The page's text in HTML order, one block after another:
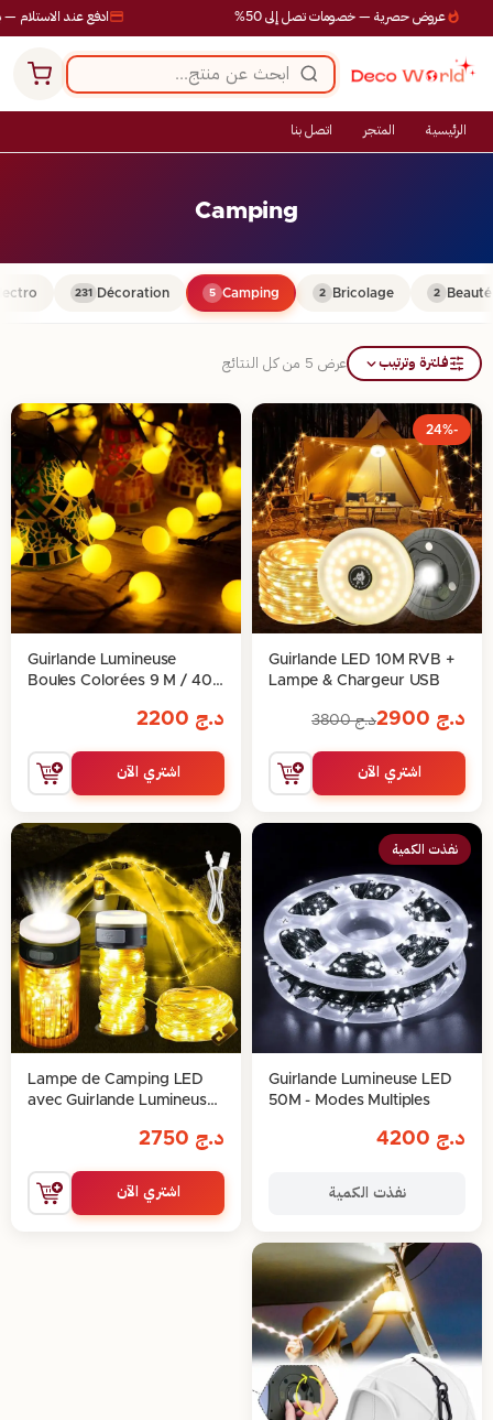
ادفع عند الاستلام — عروض حصرية — خصومات تصل إلى 50%
الرئيسية المتجر اتصل بنا
Camping
Beauté
2
Bricolage
2
Camping
5
Décoration
231
فلترة وترتيب عرض ⁦5⁩ من كل النتائج
-24%
Guirlande LED 10M RVB +
Lampe & Chargeur USB
د.ج د.ج3800
اشتري الآن
Guirlande Lumineuse
Boules Colorées 9 M / 40
د.ج
اشتري الآن
نفذت الكمية
Guirlande Lumineuse LED
50M - Modes Multiples
د.ج
نفذت الكمية
Lampe de Camping LED
avec Guirlande Lumineuse
د.ج
اشتري الآن